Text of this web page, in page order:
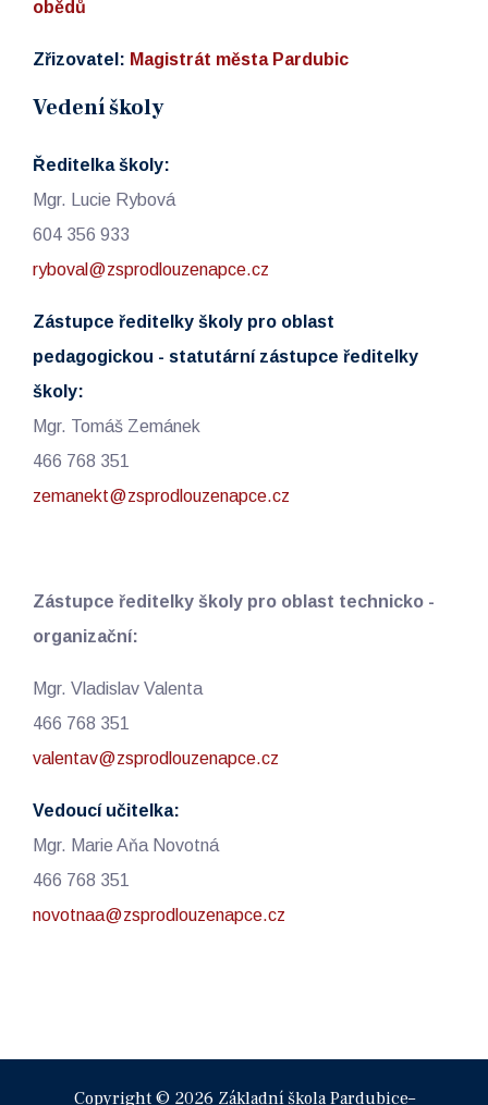
obědů
Zřizovatel: Magistrát města Pardubic
Vedení školy
Ředitelka školy:
Mgr. Lucie Rybová
604 356 933
ryboval@zsprodlouzenapce.cz
Zástupce ředitelky školy pro oblast
pedagogickou - statutární zástupce ředitelky
školy:
Mgr. Tomáš Zemánek
466 768 351
zemanekt@zsprodlouzenapce.cz
Zástupce ředitelky školy pro oblast technicko -
organizační:
Mgr. Vladislav Valenta
466 768 351
valentav@zsprodlouzenapce.cz
Vedoucí učitelka:
Mgr. Marie Aňa Novotná
466 768 351
novotnaa@zsprodlouzenapce.cz
Copyright © 2026 Základní škola Pardubice–